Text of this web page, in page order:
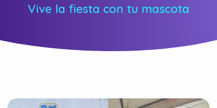
Vive la fiesta con tu mascota